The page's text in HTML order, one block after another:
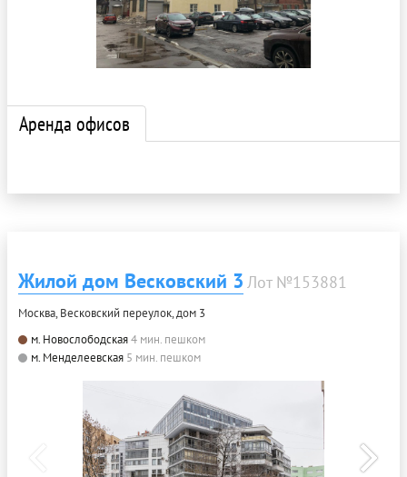
Аренда офисов
Жилой дом Весковский 3 Лот №153881
Москва, Весковский переулок, дом 3
м. Новослободская4 мин. пешком
м. Менделеевская 5 мин. пешком